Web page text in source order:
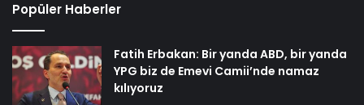
Popüler Haberler
Fatih Erbakan: Bir yanda ABD, bir yanda
YPG biz de Emevi Camii’nde namaz
kılıyoruz